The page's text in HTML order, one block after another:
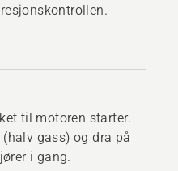
til motoren starter.
gass) og dra på
i gang.